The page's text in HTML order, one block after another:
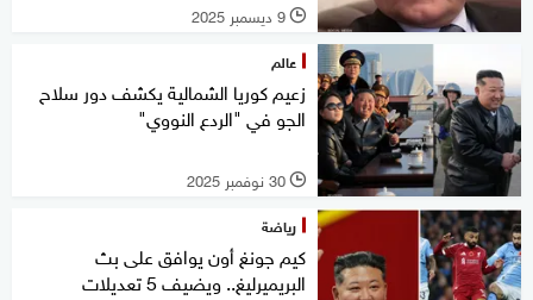
l 9 ديسمبر 2025
عالم
زعيم كوريا الشمالية يكشف دور سلاح
الجو في "الردع النووي"
l 30 نوفمبر 2025
رياضة
كيم جونغ أون يوافق على بث
البريميرليغ.. ويضيف 5 تعديلات